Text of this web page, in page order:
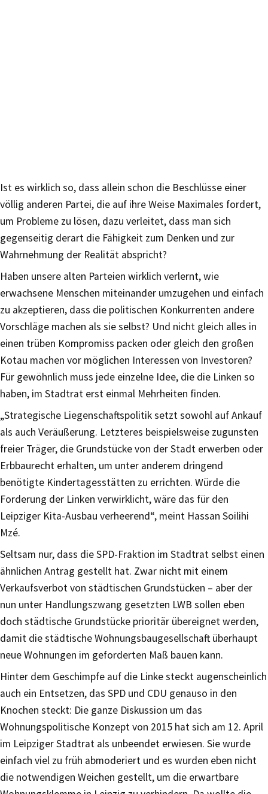
Ist es wirklich so, dass allein schon die Beschlüsse einer
völlig anderen Partei, die auf ihre Weise Maximales fordert,
um Probleme zu lösen, dazu verleitet, dass man sich
gegenseitig derart die Fähigkeit zum Denken und zur
Wahrnehmung der Realität abspricht?
Haben unsere alten Parteien wirklich verlernt, wie
erwachsene Menschen miteinander umzugehen und einfach
zu akzeptieren, dass die politischen Konkurrenten andere
Vorschläge machen als sie selbst? Und nicht gleich alles in
einen trüben Kompromiss packen oder gleich den großen
Kotau machen vor möglichen Interessen von Investoren?
Für gewöhnlich muss jede einzelne Idee, die die Linken so
haben, im Stadtrat erst einmal Mehrheiten finden.
„Strategische Liegenschaftspolitik setzt sowohl auf Ankauf
als auch Veräußerung. Letzteres beispielsweise zugunsten
freier Träger, die Grundstücke von der Stadt erwerben oder
Erbbaurecht erhalten, um unter anderem dringend
benötigte Kindertagesstätten zu errichten. Würde die
Forderung der Linken verwirklicht, wäre das für den
Leipziger Kita-Ausbau verheerend“, meint Hassan Soilihi
Mzé.
Seltsam nur, dass die SPD-Fraktion im Stadtrat selbst einen
ähnlichen Antrag gestellt hat. Zwar nicht mit einem
Verkaufsverbot von städtischen Grundstücken – aber der
nun unter Handlungszwang gesetzten LWB sollen eben
doch städtische Grundstücke prioritär übereignet werden,
damit die städtische Wohnungsbaugesellschaft überhaupt
neue Wohnungen im geforderten Maß bauen kann.
Hinter dem Geschimpfe auf die Linke steckt augenscheinlich
auch ein Entsetzen, das SPD und CDU genauso in den
Knochen steckt: Die ganze Diskussion um das
Wohnungspolitische Konzept von 2015 hat sich am 12. April
im Leipziger Stadtrat als unbeendet erwiesen. Sie wurde
einfach viel zu früh abmoderiert und es wurden eben nicht
die notwendigen Weichen gestellt, um die erwartbare